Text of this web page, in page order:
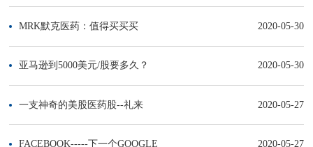
MRK默克医药：值得买买买 2020-05-30
亚马逊到5000美元/股要多久？ 2020-05-30
一支神奇的美股医药股--礼来 2020-05-27
FACEBOOK-----下一个GOOGLE 2020-05-27